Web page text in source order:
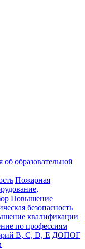
об образовательной
Пожарная
Повышение
безопасность
квалификации
по профессиям
B, C, D, E ДОПОГ